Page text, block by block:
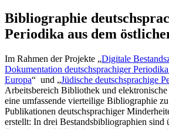
Bibliographie
Periodika aus dem
Im Rahmen der Projekte „Digitale
Dokumentation deutschsprachiger
Europa“ und „Jüdische deutschsprachige
Arbeitsbereich Bibliothek und
eine umfassende vierteilige Bibliographie
Publikationen deutschsprachiger
erstellt: In drei Bestandsbibliographien sind